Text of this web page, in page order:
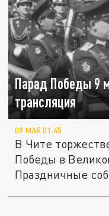
Парад Победы 9
трансляция
09 МАЯ 01:45
В Чите
Победы в
Праздничные